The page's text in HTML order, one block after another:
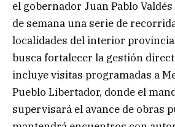
el gobernador Juan Pablo
de semana una serie de
localidades del interior
busca fortalecer la gestión
incluye visitas programadas a
Pueblo Libertador, donde el
supervisará el avance de obras